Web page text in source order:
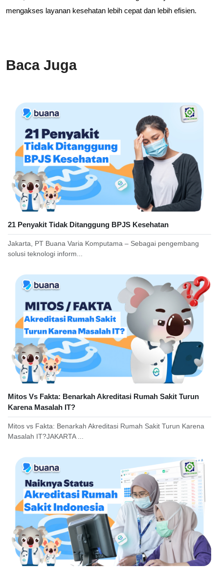
mengakses layanan kesehatan lebih cepat dan lebih efisien.
Baca Juga
21 Penyakit Tidak Ditanggung BPJS Kesehatan
Jakarta, PT Buana Varia Komputama – Sebagai pengembang
solusi teknologi inform...
Mitos Vs Fakta: Benarkah Akreditasi Rumah Sakit Turun
Karena Masalah IT?
Mitos vs Fakta: Benarkah Akreditasi Rumah Sakit Turun Karena
Masalah IT?JAKARTA ...